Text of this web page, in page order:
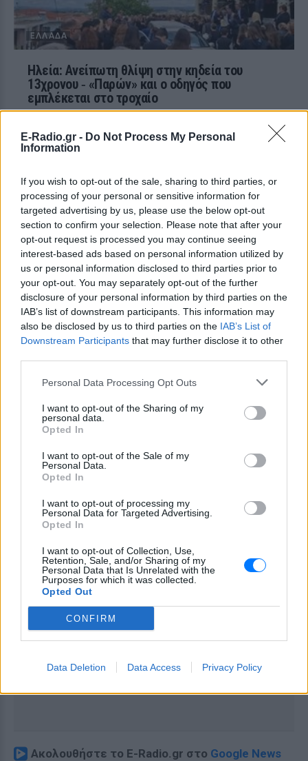
E-Radio.gr - Do Not Process My Personal
Information
If you wish to opt-out of the sale, sharing to third parties, or
processing of your personal or sensitive information for
targeted advertising by us, please use the below opt-out
section to confirm your selection. Please note that after your
opt-out request is processed you may continue seeing
interest-based ads based on personal information utilized by
us or personal information disclosed to third parties prior to
your opt-out. You may separately opt-out of the further
disclosure of your personal information by third parties on the
IAB’s list of downstream participants. This information may
also be disclosed by us to third parties on the IAB’s List of
Downstream Participants that may further disclose it to other
Personal Data Processing Opt Outs
I want to opt-out of the Sharing of my
personal data.
Opted In
I want to opt-out of the Sale of my
Personal Data.
Opted In
I want to opt-out of processing my
Personal Data for Targeted Advertising.
Opted In
I want to opt-out of Collection, Use,
Retention, Sale, and/or Sharing of my
Personal Data that Is Unrelated with the
Purposes for which it was collected.
Opted Out
CONFIRM
Data Deletion Data Access Privacy Policy
ΕΛΛΆΔΑ
Ηλεία: Ανείπωτη θλίψη στην κηδεία του
13χρονου ‑ «Παρών» και ο οδηγός που
εμπλέκεται στο τροχαίο
53χρονος οδηγός του αυτοκινήτου που εμπλέκεται στο
τροχαίο δυστύχημα, ο οποίος γνώριζε το παιδί
ΠΡΙΝ 14 ΕΒΔΟΜΆΔΕΣ
ΕΛΛΆΔΑ
Τραγωδία στη Ρόδο: Μάνα και κόρη τα θύματα
του φονικού τροχαίου στο Αφάντου
Ο οδηγός του άλλου οχήματος κρατείται από την
ΠΡΙΝ 12 ΕΒΔΟΜΆΔΕΣ
Ακολουθήστε το E-Radio.gr στο Google News